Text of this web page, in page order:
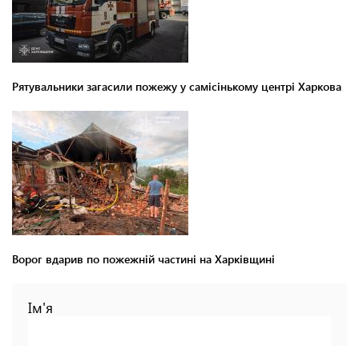
Рятувальники загасили пожежу у самісінькому центрі Харкова
Ворог вдарив по пожежній частині на Харківщині
Ім'я